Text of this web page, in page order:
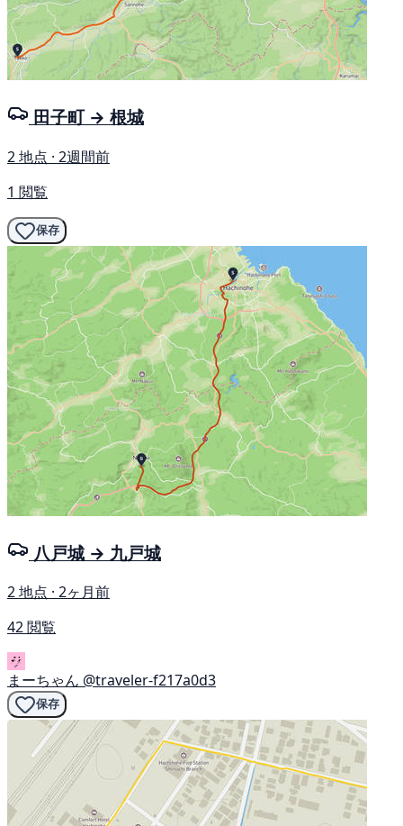
田子町 → 根城
2 地点 · 2週間前
1 閲覧
保存
八戸城 → 九戸城
2 地点 · 2ヶ月前
42 閲覧
まーちゃん @traveler-f217a0d3
保存